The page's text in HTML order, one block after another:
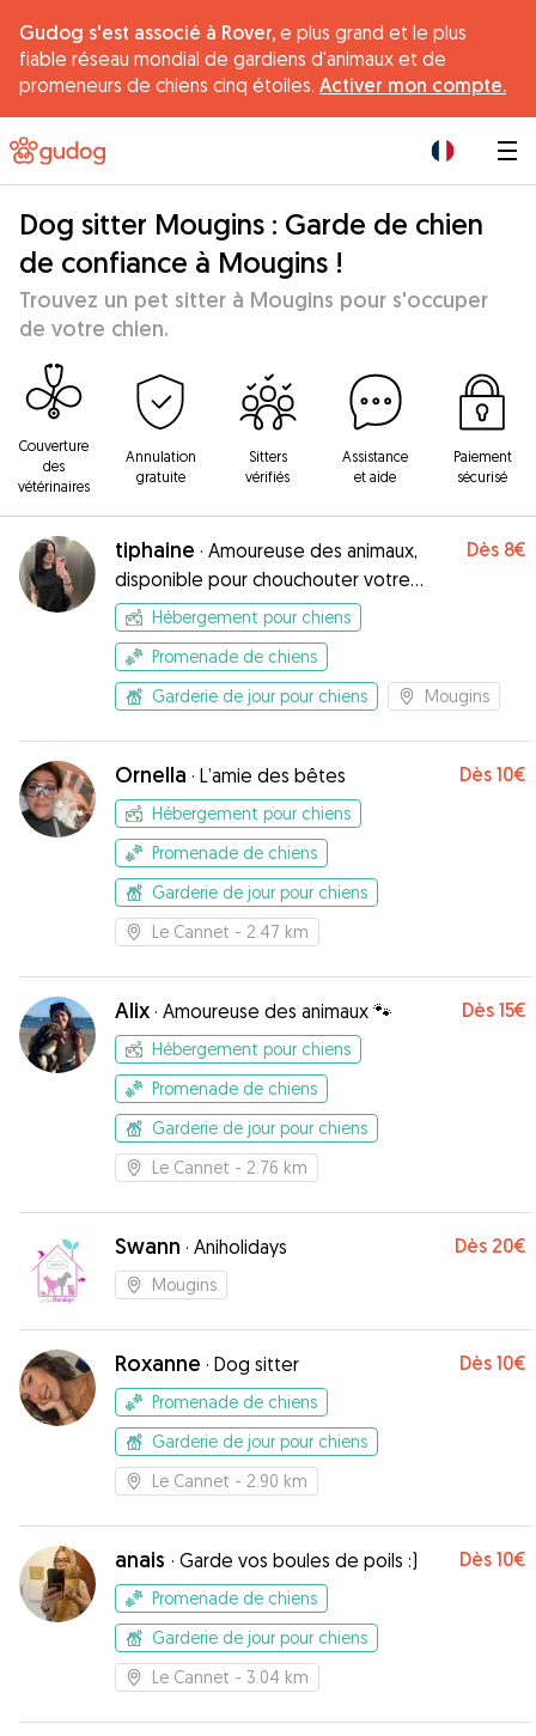
Gudog s'est associé à Rover, e plus grand et le plus
fiable réseau mondial de gardiens d'animaux et de
promeneurs de chiens cinq étoiles. Activer mon compte.
Dog sitter Mougins : Garde de chien
de confiance à Mougins !
Trouvez un pet sitter à Mougins pour s'occuper
de votre chien.
Couverture
des
vétérinaires
Annulation
gratuite
Sitters
vérifiés
Assistance
et aide
Paiement
sécurisé
tiphaine · Amoureuse des animaux,
disponible pour chouchouter votre
compagnon !
Dès 8€
Hébergement pour chiens
Promenade de chiens
Garderie de jour pour chiens
Mougins
Ornella · L’amie des bêtes Dès 10€
Hébergement pour chiens
Promenade de chiens
Garderie de jour pour chiens
Le Cannet - 2.47 km
Alix · Amoureuse des animaux 🐾 Dès 15€
Hébergement pour chiens
Promenade de chiens
Garderie de jour pour chiens
Le Cannet - 2.76 km
Swann · Aniholidays Dès 20€
Mougins
Roxanne · Dog sitter Dès 10€
Promenade de chiens
Garderie de jour pour chiens
Le Cannet - 2.90 km
anais · Garde vos boules de poils :) Dès 10€
Promenade de chiens
Garderie de jour pour chiens
Le Cannet - 3.04 km